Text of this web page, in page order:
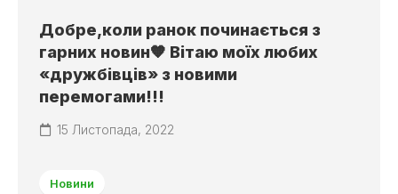
Добре,коли ранок починається з
гарних новин🧡 Вітаю моїх любих
«дружбівців» з новими
перемогами!!!
15 Листопада, 2022
Новини